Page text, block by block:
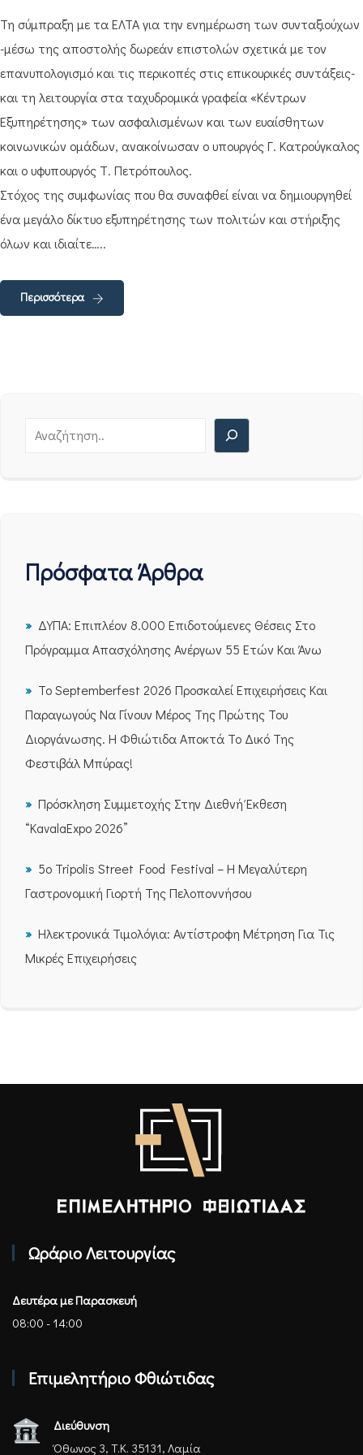
Τη σύμπραξη με τα ΕΛΤΑ για την ενημέρωση των συνταξιούχων
-μέσω της αποστολής δωρεάν επιστολών σχετικά με τον
επανυπολογισμό και τις περικοπές στις επικουρικές συντάξεις-
και τη λειτουργία στα ταχυδρομικά γραφεία «Κέντρων
Εξυπηρέτησης» των ασφαλισμένων και των ευαίσθητων
κοινωνικών ομάδων, ανακοίνωσαν ο υπουργός Γ. Κατρούγκαλος
και ο υφυπουργός Τ. Πετρόπουλος.
Στόχος της συμφωνίας που θα συναφθεί είναι να δημιουργηθεί
ένα μεγάλο δίκτυο εξυπηρέτησης των πολιτών και στήριξης
όλων και ιδιαίτε…..
Περισσότερα
Πρόσφατα Άρθρα
ΔΥΠΑ: Επιπλέον 8.000 Επιδοτούμενες Θέσεις Στο
Πρόγραμμα Απασχόλησης Ανέργων 55 Ετών Και Άνω
Το Septemberfest 2026 Προσκαλεί Επιχειρήσεις Και
Παραγωγούς Να Γίνουν Μέρος Της Πρώτης Του
Διοργάνωσης. Η Φθιώτιδα Αποκτά Το Δικό Της
Φεστιβάλ Μπύρας!
Πρόσκληση Συμμετοχής Στην Διεθνή Έκθεση
“KavalaExpo 2026”
5ο Tripolis Street Food Festival – Η Μεγαλύτερη
Γαστρονομική Γιορτή Της Πελοποννήσου
Ηλεκτρονικά Τιμολόγια: Αντίστροφη Μέτρηση Για Τις
Μικρές Επιχειρήσεις
Ωράριο Λειτουργίας
Δευτέρα με Παρασκευή
08:00 - 14:00
Επιμελητήριο Φθιώτιδας
Διεύθυνση
Όθωνος 3, Τ.Κ. 35131, Λαμία